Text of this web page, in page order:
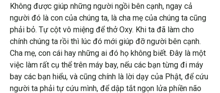
Không được giúp những người ngồi bên cạnh, ngay cả
người đó là con của chúng ta, là cha mẹ của chúng ta cũng
phải bỏ. Tự cột vô miệng để thở Oxy. Khi ta đã làm cho
chính chúng ta rồi thì lúc đó mới giúp đỡ người bên cạnh.
Cha mẹ, con cái hay những ai đó họ không biết. Đây là một
việc làm rất cụ thể trên máy bay, nếu các bạn từng đi máy
bay các bạn hiểu, và cũng chính là lời dạy của Phật, để cứu
người ta phải tự cứu mình, để dập tắt ngọn lửa phiền não